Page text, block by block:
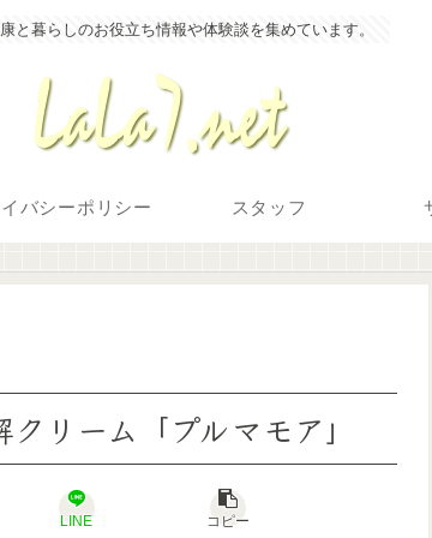
と暮らしのお役立ち情報や体験談を集めています。
バシーポリシー スタッフ
リーム「プルマモア」
LINE コピー